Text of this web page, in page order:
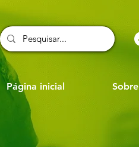
Página inicial Sobre